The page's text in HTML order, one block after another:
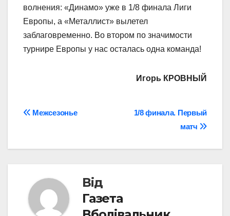
волнения: «Динамо» уже в 1/8 финала Лиги
Европы, а «Металлист» вылетел
заблаговременно. Во втором по значимости
турнире Европы у нас осталась одна команда!
Игорь КРОВНЫЙ
Навігація
1/8 финала. Первый
матч
Межсезонье
Від
Газета